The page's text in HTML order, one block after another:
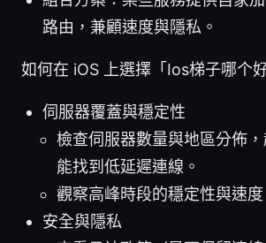
路由，兼顧速度與隱私。
如何在 iOS 上選擇「Ios梯子哪个好
伺服器覆蓋與穩定性
檢查伺服器數量與地區分佈
能找到低延遲連線。
觀察高峰時段的穩定性與速度
安全與隱私